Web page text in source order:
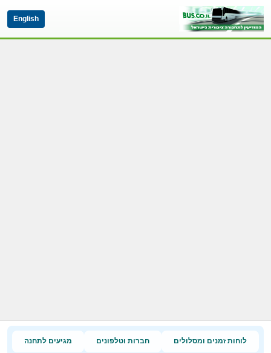
English
לוחות זמנים ומסלולים חברות וטלפונים מגיעים לתחנה